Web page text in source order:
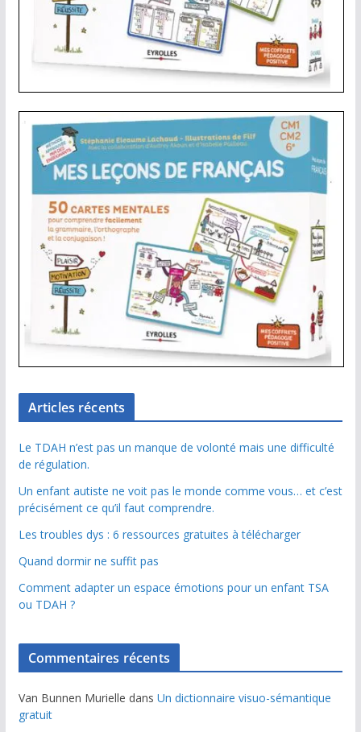
Articles récents
Le TDAH n’est pas un manque de volonté mais une difficulté
de régulation.
Un enfant autiste ne voit pas le monde comme vous… et c’est
précisément ce qu’il faut comprendre.
Les troubles dys : 6 ressources gratuites à télécharger
Quand dormir ne suffit pas
Comment adapter un espace émotions pour un enfant TSA
ou TDAH ?
Commentaires récents
Van Bunnen Murielle dans Un dictionnaire visuo-sémantique
gratuit